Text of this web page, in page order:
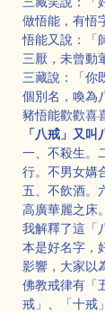
做悟能，有悟
悟能又說：「
三厭，未曾動
三藏說：「你
個別名，喚為
豬悟能歡歡喜
「八戒」又
一、不殺生。
行。不男女媾
五、不飲酒。
高廣華麗之床
我解釋了這「
本是好名字，
影響，大家以
佛教戒律有「
戒」、「十戒